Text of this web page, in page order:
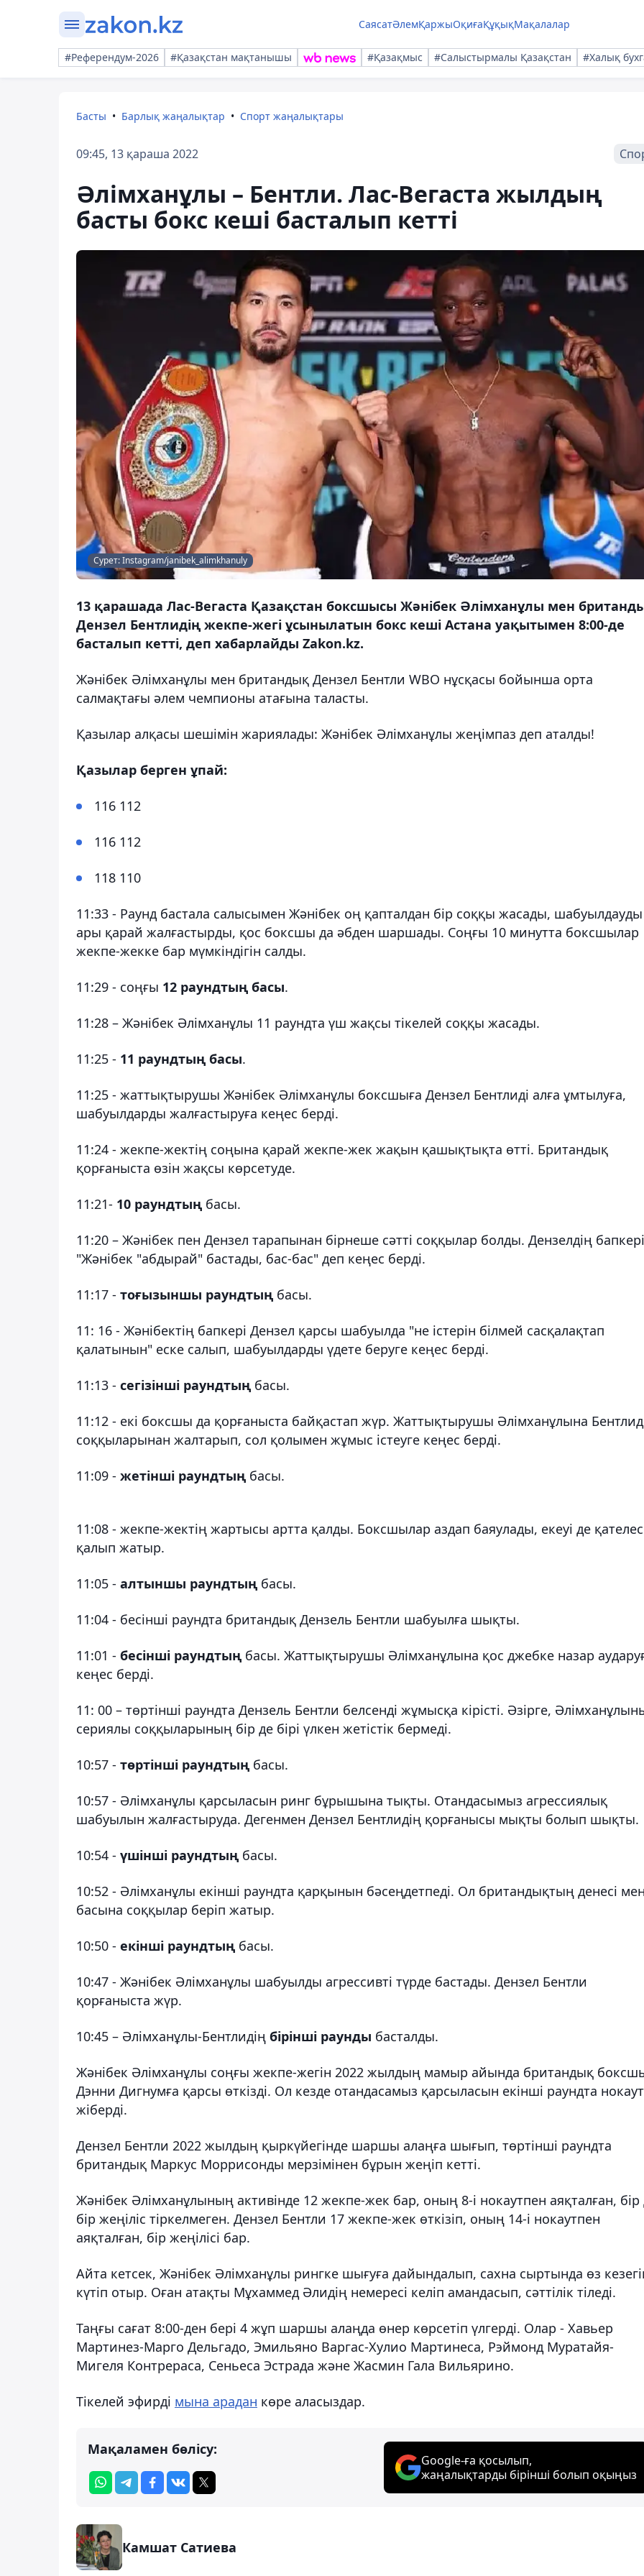
СаясатӘлемҚаржыОқиғаҚұқықМақалалар
#Референдум-2026 #Қазақстан мақтанышы #Қазақмыс #Салыстырмалы Қазақстан #Халық
Басты Барлық жаңалықтар Спорт жаңалықтары
09:45, 13 қараша 2022
Әлімханұлы – Бентли. Лас-Вегаста жылдың
басты бокс кеші басталып кетті
Сурет: Instagram/janibek_alimkhanuly
13 қарашада Лас-Вегаста Қазақстан боксшысы Жәнібек Әлімханұлы мен
Дензел Бентлидің жекпе-жегі ұсынылатын бокс кеші Астана уақытымен 8:00-де
басталып кетті, деп хабарлайды Zakon.kz.
Жәнібек Әлімханұлы мен британдық Дензел Бентли WBO нұсқасы бойынша орта
салмақтағы әлем чемпионы атағына таласты.
Қазылар алқасы шешімін жариялады: Жәнібек Әлімханұлы жеңімпаз деп аталды!
Қазылар берген ұпай:
116 112
116 112
118 110
11:33 - Раунд бастала салысымен Жәнібек оң қапталдан бір соққы жасады, шабуылдауды
ары қарай жалғастырды, қос боксшы да әбден шаршады. Соңғы 10 минутта боксшылар
жекпе-жекке бар мүмкіндігін салды.
11:29 - соңғы 12 раундтың басы.
11:28 – Жәнібек Әлімханұлы 11 раундта үш жақсы тікелей соққы жасады.
11:25 - 11 раундтың басы.
11:25 - жаттықтырушы Жәнібек Әлімханұлы боксшыға Дензел Бентлиді алға ұмтылуға,
шабуылдарды жалғастыруға кеңес берді.
11:24 - жекпе-жектің соңына қарай жекпе-жек жақын қашықтықта өтті. Британдық
қорғаныста өзін жақсы көрсетуде.
11:21- 10 раундтың басы.
11:20 – Жәнібек пен Дензел тарапынан бірнеше сәтті соққылар болды. Дензелдің
"Жәнібек "абдырай" бастады, бас-бас" деп кеңес берді.
11:17 - тоғызыншы раундтың басы.
11: 16 - Жәнібектің бапкері Дензел қарсы шабуылда "не істерін білмей сасқалақтап
қалатынын" еске салып, шабуылдарды үдете беруге кеңес берді.
11:13 - сегізінші раундтың басы.
11:12 - екі боксшы да қорғаныста байқастап жүр. Жаттықтырушы Әлімханұлына
соққыларынан жалтарып, сол қолымен жұмыс істеуге кеңес берді.
11:09 - жетінші раундтың басы.
11:08 - жекпе-жектің жартысы артта қалды. Боксшылар аздап баяулады, екеуі де
қалып жатыр.
11:05 - алтыншы раундтың басы.
11:04 - бесінші раундта британдық Дензель Бентли шабуылға шықты.
11:01 - бесінші раундтың басы. Жаттықтырушы Әлімханұлына қос джебке назар
кеңес берді.
11: 00 – төртінші раундта Дензель Бентли белсенді жұмысқа кірісті. Әзірге,
сериялы соққыларының бір де бірі үлкен жетістік бермеді.
10:57 - төртінші раундтың басы.
10:57 - Әлімханұлы қарсыласын ринг бұрышына тықты. Отандасымыз агрессиялық
шабуылын жалғастыруда. Дегенмен Дензел Бентлидің қорғанысы мықты болып шықты.
10:54 - үшінші раундтың басы.
10:52 - Әлімханұлы екінші раундта қарқынын бәсеңдетпеді. Ол британдықтың денесі
басына соққылар беріп жатыр.
10:50 - екінші раундтың басы.
10:47 - Жәнібек Әлімханұлы шабуылды агрессивті түрде бастады. Дензел Бентли
қорғаныста жүр.
10:45 – Әлімханұлы-Бентлидің бірінші раунды басталды.
Жәнібек Әлімханұлы соңғы жекпе-жегін 2022 жылдың мамыр айында британдық
Дэнни Дигнумға қарсы өткізді. Ол кезде отандасамыз қарсыласын екінші раундта
жіберді.
Дензел Бентли 2022 жылдың қыркүйегінде шаршы алаңға шығып, төртінші раундта
британдық Маркус Моррисонды мерзімінен бұрын жеңіп кетті.
Жәнібек Әлімханұлының активінде 12 жекпе-жек бар, оның 8-і нокаутпен аяқталған, бір
бір жеңіліс тіркелмеген. Дензел Бентли 17 жекпе-жек өткізіп, оның 14-і нокаутпен
аяқталған, бір жеңілісі бар.
Айта кетсек, Жәнібек Әлімханұлы рингке шығуға дайындалып, сахна сыртында өз
күтіп отыр. Оған атақты Мұхаммед Әлидің немересі келіп амандасып, сәттілік тіледі.
Таңғы сағат 8:00-ден бері 4 жұп шаршы алаңда өнер көрсетіп үлгерді. Олар - Хавьер
Мартинез-Марго Дельгадо, Эмильяно Варгас-Хулио Мартинеса, Рэймонд Муратайя-
Мигеля Контрераса, Сеньеса Эстрада және Жасмин Гала Вильярино.
Тікелей эфирді мына арадан көре аласыздар.
Мақаламен бөлісу:
Google-ға қосылып,
жаңалықтарды бірінші болып оқыңыз
Камшат Сатиева